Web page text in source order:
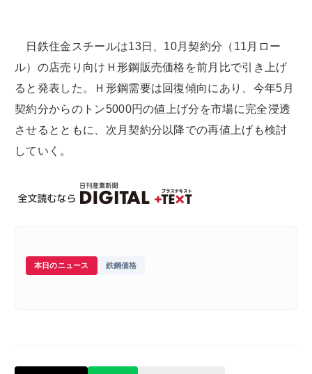
日鉄住金スチールは13日、10月契約分（11月ロー
ル）の店売り向けＨ形鋼販売価格を前月比で引き上げ
ると発表した。Ｈ形鋼需要は回復傾向にあり、今年5月
契約分からのトン5000円の値上げ分を市場に完全浸透
させるとともに、次月契約分以降での再値上げも検討
していく。
本日のニュース 鉄鋼価格